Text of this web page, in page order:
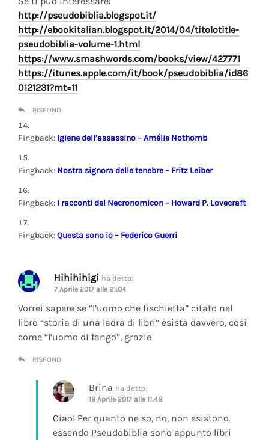
http://pseudobiblia.blogspot.it/
http://ebookitalian.blogspot.it/2014/04/titolotitle-
pseudobiblia-volume-1.html
https://www.smashwords.com/books/view/427771
https://itunes.apple.com/it/book/pseudobiblia/id86
0121231?mt=11
RISPONDI
Pingback: Igiene dell’assassino – Amélie Nothomb
Pingback: Nostra signora delle tenebre – Fritz Leiber
Pingback: I racconti del Necronomicon – Howard P. Lovecraft
Pingback:Questa sono io – Federico Guerri
Hihihihigi ha detto:
7 Aprile 2017 alle 21:04
Vorrei sapere se “l’uomo che fischietta” citato nel
libro “storia di una ladra di libri” esista davvero, cosi
come “l’uomo di fango”, grazie
RISPONDI
Brina ha detto:
19 Aprile 2017 alle 11:48
Ciao! Per quanto ne so, no, non esistono.
essendo Pseudobiblia sono appunto libri